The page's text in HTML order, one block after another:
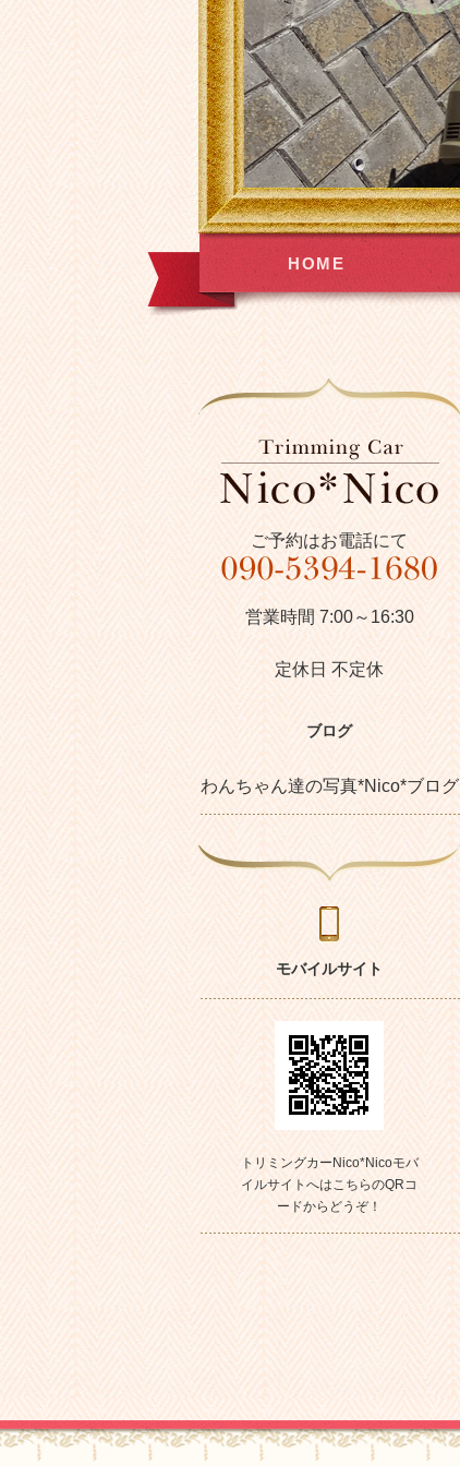
HOME
ご予約はお電話にて
営業時間 7:00～16:30
定休日 不定休
ブログ
わんちゃん達の写真*Nico*ブログ
モバイルサイト
トリミングカーNico*Nicoモバ
イルサイトへはこちらのQRコ
ードからどうぞ！